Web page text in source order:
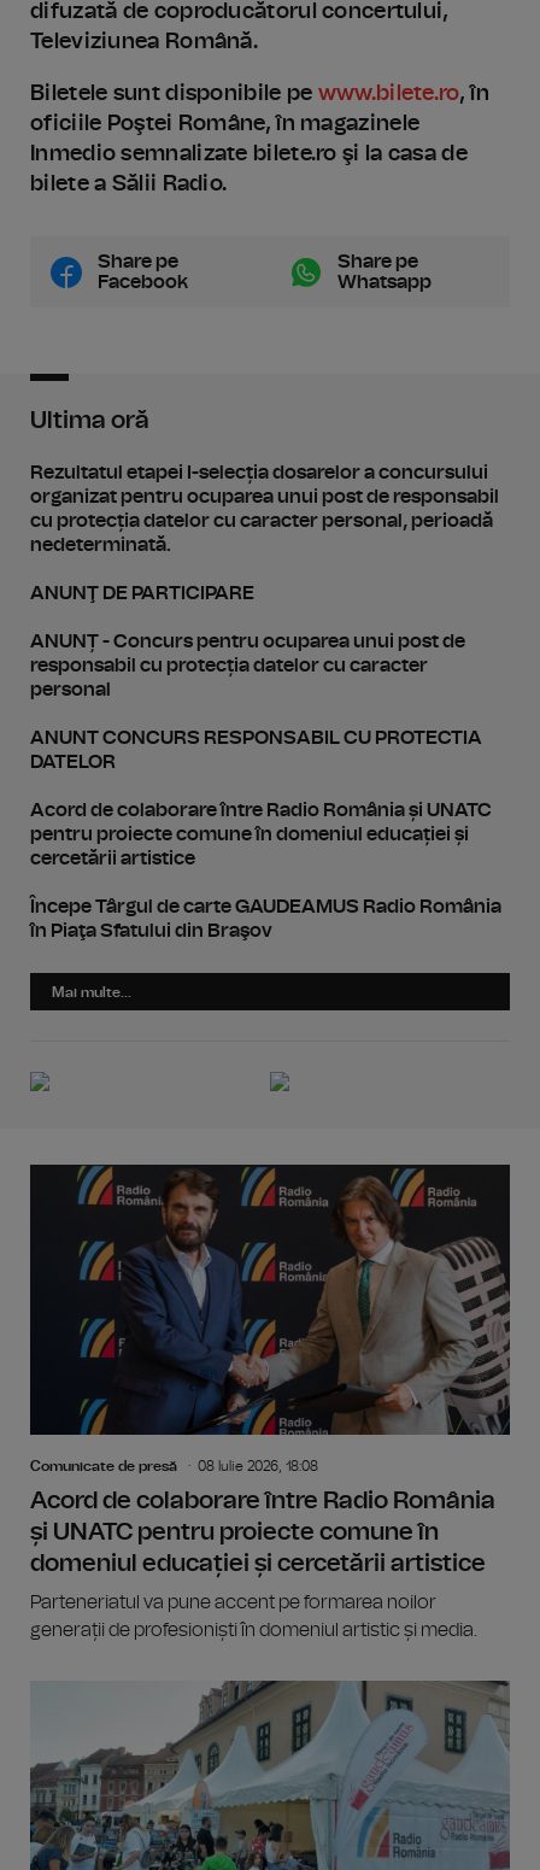
difuzată de coproducătorul concertului,
Televiziunea Română.
Biletele sunt disponibile pe www.bilete.ro, în
oficiile Poştei Române, în magazinele
Inmedio semnalizate bilete.ro şi la casa de
bilete a Sălii Radio.
Share pe
Facebook
Share pe
Whatsapp
Ultima oră
Rezultatul etapei I-selecția dosarelor a concursului
organizat pentru ocuparea unui post de responsabil
cu protecția datelor cu caracter personal, perioadă
nedeterminată.
ANUNŢ DE PARTICIPARE
ANUNȚ - Concurs pentru ocuparea unui post de
responsabil cu protecția datelor cu caracter
personal
ANUNT CONCURS RESPONSABIL CU PROTECTIA
DATELOR
Acord de colaborare între Radio România și UNATC
pentru proiecte comune în domeniul educației și
cercetării artistice
Începe Târgul de carte GAUDEAMUS Radio România
în Piaţa Sfatului din Braşov
Mai multe...
Comunicate de presă 08 Iulie 2026, 18:08
Acord de colaborare între Radio România
și UNATC pentru proiecte comune în
domeniul educației și cercetării artistice
Parteneriatul va pune accent pe formarea noilor
generații de profesioniști în domeniul artistic și media.